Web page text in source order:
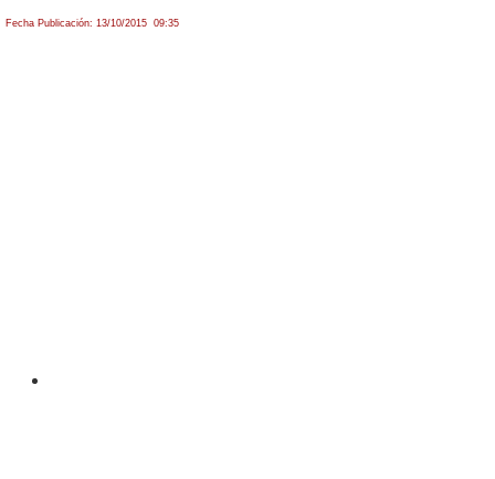
Fecha Publicación: 13/10/2015 09:35